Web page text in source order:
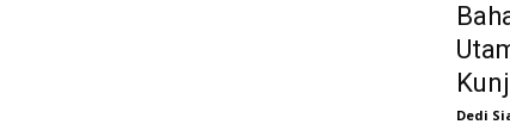
Dedi